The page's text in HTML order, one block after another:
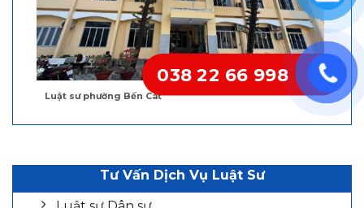
Luật sư phường Bến Cát
Tư Vấn Dịch Vụ Luật Sư
038 22 66 998